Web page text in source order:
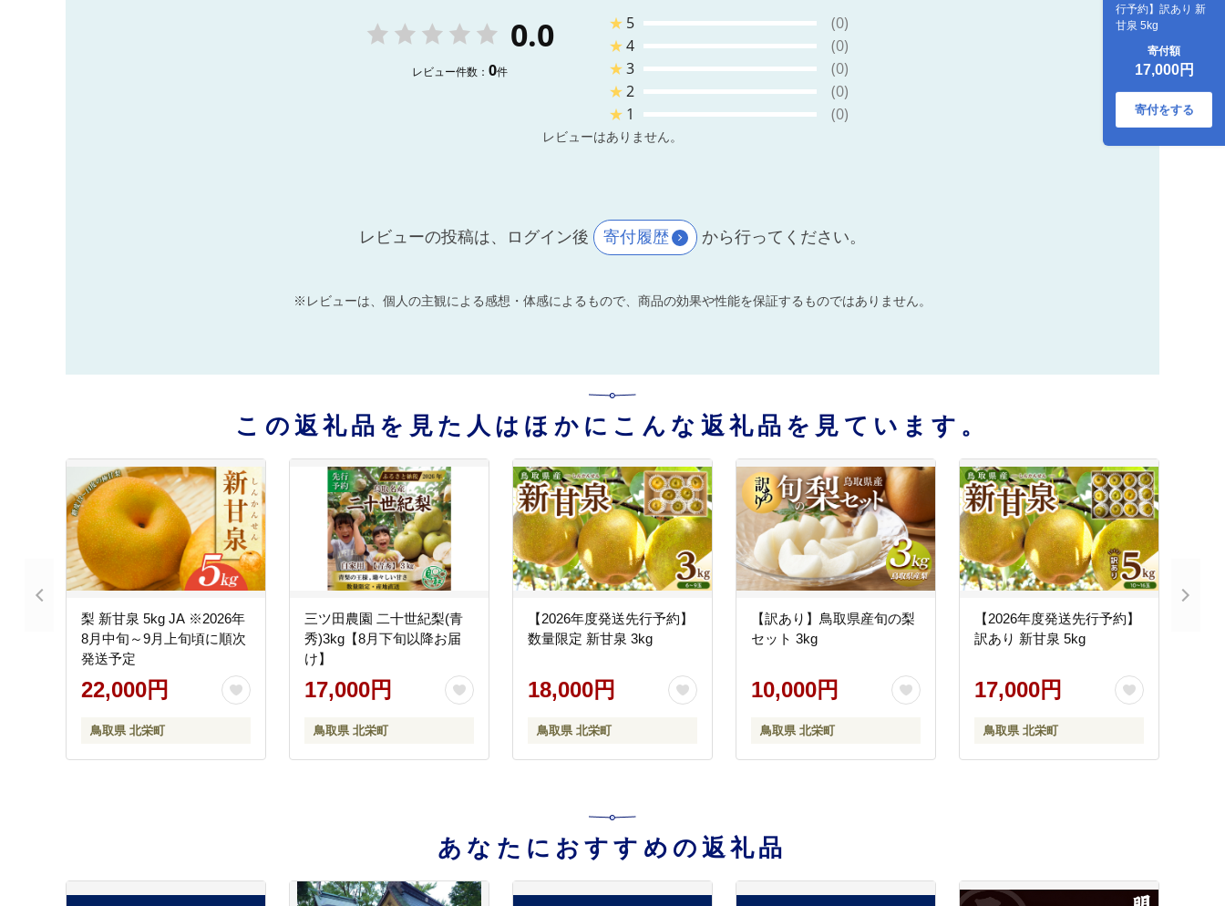
行予約】訳あり 新
甘泉 5kg
寄付額
17,000円
寄付をする
0.0
レビュー件数： 0件
★ 5
(0)
★4
(0)
★3
(0)
★2
(0)
★ 1 (0)
レビューはありません。
レビューの投稿は、ログイン後 寄付履歴 から行ってください。
※レビューは、個人の主観による感想・体感によるもので、商品の効果や性能を保証するものではありません。
この返礼品を見た人はほかにこんな返礼品を見ています。
梨 新甘泉 5kg JA ※2026年
8月中旬～9月上旬頃に順次
発送予定
22,000円
鳥取県 北栄町
三ツ田農園 二十世紀梨(青
秀)3kg【8月下旬以降お届
け】
17,000円
鳥取県 北栄町
【2026年度発送先行予約】
数量限定 新甘泉 3kg
18,000円
鳥取県 北栄町
【訳あり】鳥取県産旬の梨
セット 3kg
10,000円
鳥取県 北栄町
【2026年度発送先行予約】
訳あり 新甘泉 5kg
17,000円
鳥取県 北栄町
あなたにおすすめの返礼品